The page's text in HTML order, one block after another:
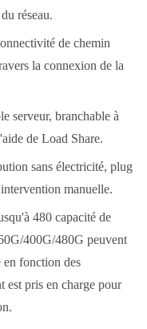
réseau.
de chemin
la connexion de la
serveur, branchable à
de Load Share.
sans électricité, plug
manuelle.
480 capacité de
400G/480G peuvent
en fonction des
est pris en charge pour